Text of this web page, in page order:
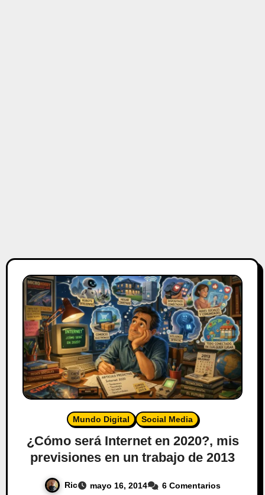
Mundo Digital Social Media
¿Cómo será Internet en 2020?, mis
previsiones en un trabajo de 2013
Ric mayo 16, 2014 6 Comentarios